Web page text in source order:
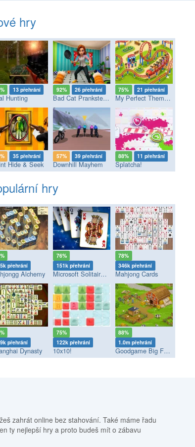
hry
13 přehrání
Hunting
92% 26 přehrání
Bad Cat Prankster - Mom’s Return
75% 21 přehrání
My Perfect Theme Park
35 přehrání
Hide & Seek
57% 39 přehrání
Downhill Mayhem
88% 11 přehrání
Splatcha!
hry
přehrání
Alchemy
76%
151k přehrání
Microsoft Solitaire Collection
78%
346k přehrání
Mahjong Cards
přehrání
Dynasty
75%
122k přehrání
10x10!
88%
1.0m přehrání
Goodgame Big Farm
zahrát online bez stahování. Také máme řadu
ty nejlepší hry a proto budeš mít o zábavu